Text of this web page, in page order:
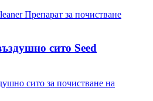
сито Seed